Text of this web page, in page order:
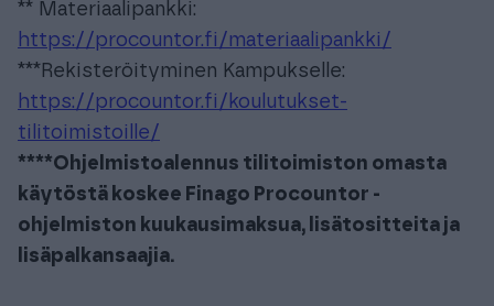
** Materiaalipankki:
https://procountor.fi/materiaalipankki/
***Rekisteröityminen Kampukselle:
https://procountor.fi/koulutukset-
tilitoimistoille/
****Ohjelmistoalennus tilitoimiston omasta
käytöstä koskee Finago Procountor -
ohjelmiston kuukausimaksua, lisätositteita ja
lisäpalkansaajia.